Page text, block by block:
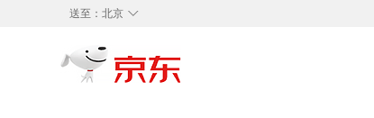
◇
送至： 北京